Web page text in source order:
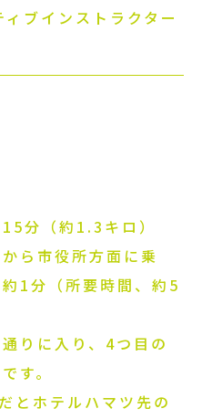
ブインストラクター
分（約1.3キロ）
ら市役所方面に乗
1分（所要時間、約5
りに入り、4つ目の
す。
とホテルハマツ先の